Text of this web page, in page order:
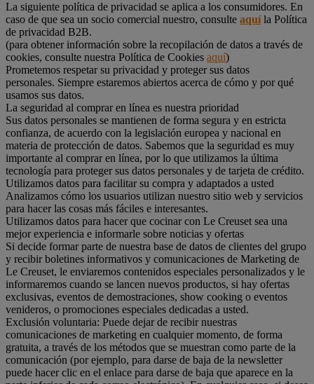
La siguiente política de privacidad se aplica a los consumidores. En
caso de que sea un socio comercial nuestro, consulte aquíla Política
de privacidad B2B.
(para obtener información sobre la recopilación de datos a través de
cookies, consulte nuestra Política de Cookies aquí)
Prometemos respetar su privacidad y proteger sus datos
personales. Siempre estaremos abiertos acerca de cómo y por qué
usamos sus datos.
La seguridad al comprar en línea es nuestra prioridad
Sus datos personales se mantienen de forma segura y en estricta
confianza, de acuerdo con la legislación europea y nacional en
materia de protección de datos. Sabemos que la seguridad es muy
importante al comprar en línea, por lo que utilizamos la última
tecnología para proteger sus datos personales y de tarjeta de crédito.
Utilizamos datos para facilitar su compra y adaptados a usted
Analizamos cómo los usuarios utilizan nuestro sitio web y servicios
para hacer las cosas más fáciles e interesantes.
Utilizamos datos para hacer que cocinar con Le Creuset sea una
mejor experiencia e informarle sobre noticias y ofertas
Si decide formar parte de nuestra base de datos de clientes del grupo
y recibir boletines informativos y comunicaciones de Marketing de
Le Creuset, le enviaremos contenidos especiales personalizados y le
informaremos cuando se lancen nuevos productos, si hay ofertas
exclusivas, eventos de demostraciones, show cooking o eventos
venideros, o promociones especiales dedicadas a usted.
Exclusión voluntaria: Puede dejar de recibir nuestras
comunicaciones de marketing en cualquier momento, de forma
gratuita, a través de los métodos que se muestran como parte de la
comunicación (por ejemplo, para darse de baja de la newsletter
puede hacer clic en el enlace para darse de baja que aparece en la